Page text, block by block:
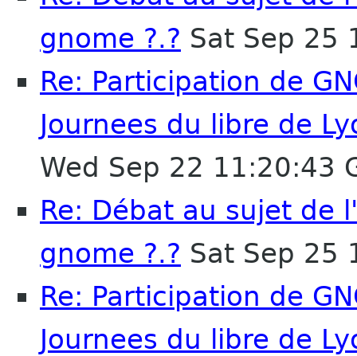
gnome ?.? Sat Sep 25
Re: Participation de
Journees du libre de
Wed Sep 22 11:20:43
Re: Débat au sujet de
gnome ?.? Sat Sep 25
Re: Participation de
Journees du libre de